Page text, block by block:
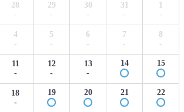
28
-
29
-
30
-
31
-
1
-
4
-
5
-
6
-
7
-
8
-
11
-
12
-
13
-
14 15
18
-
19 20 21 22